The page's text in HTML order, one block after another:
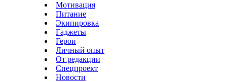
Мотивация
Питание
Экипировка
Гаджеты
Герои
Личный опыт
От редакции
Спецпроект
Новости